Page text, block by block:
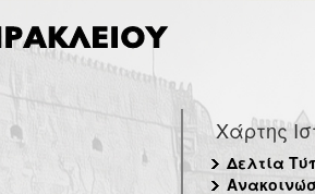
Χάρτης
Δελτία